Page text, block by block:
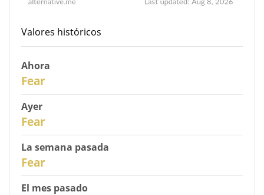
Valores históricos
Ahora
Fear
Ayer
Fear
La semana pasada
Fear
El mes pasado